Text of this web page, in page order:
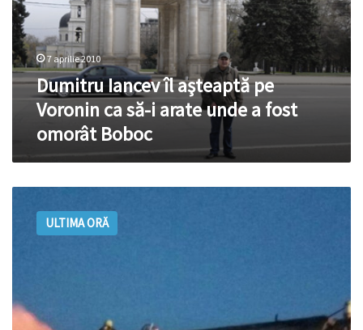
Voronin
ca
să-
i
arate
unde
Boboc
7 aprilie 2010
Dumitru Iancev îl aşteaptă pe
Voronin ca să-i arate unde a fost
omorât Boboc
intr-
Ciocana
soldat
ULTIMA ORĂ